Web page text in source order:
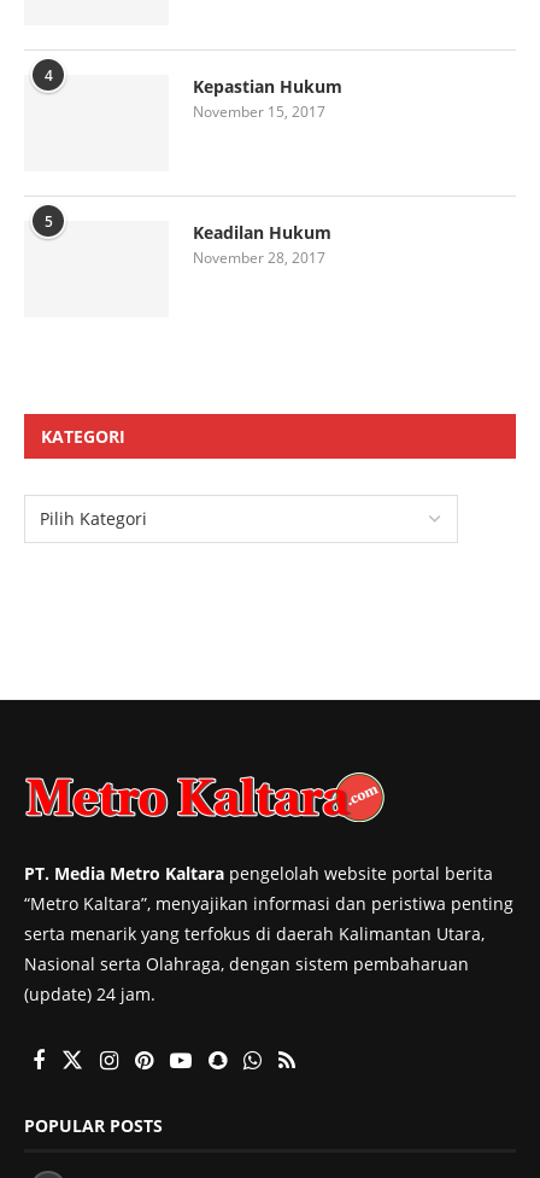
4 Kepastian Hukum
November 15, 2017
5 Keadilan Hukum
November 28, 2017
KATEGORI
PT. Media Metro Kaltara pengelolah website portal berita
“Metro Kaltara”, menyajikan informasi dan peristiwa penting
serta menarik yang terfokus di daerah Kalimantan Utara,
Nasional serta Olahraga, dengan sistem pembaharuan
(update) 24 jam.
POPULAR POSTS